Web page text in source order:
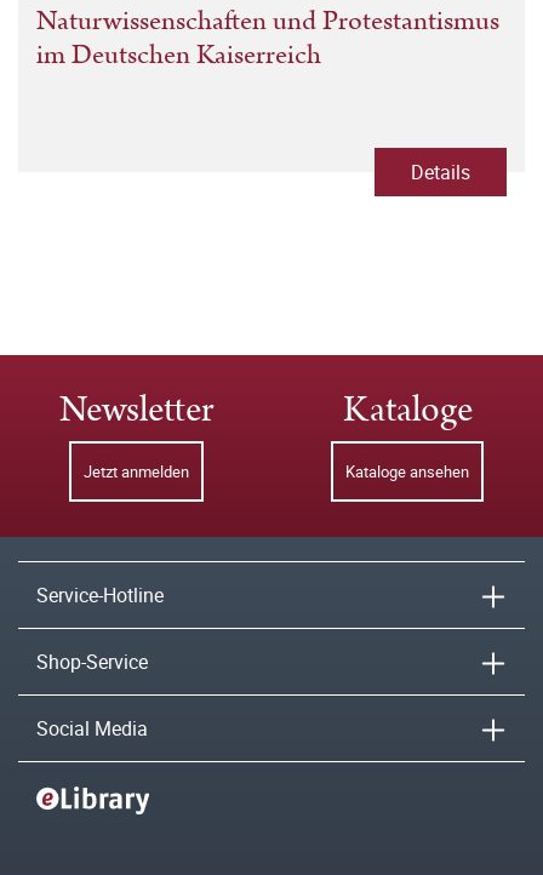
Naturwissenschaften und Protestantismus
im Deutschen Kaiserreich
Details
Newsletter
Jetzt anmelden
Kataloge
Kataloge ansehen
Service-Hotline
Shop-Service
Social Media